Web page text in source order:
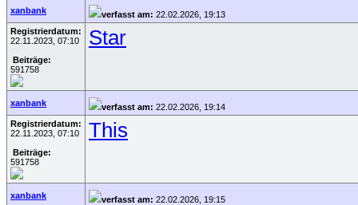
xanbank verfasst am: 22.02.2026, 19:13
Registrierdatum:
22.11.2023, 07:10
Beiträge:
591758
Star
xanbank verfasst am: 22.02.2026, 19:14
Registrierdatum:
22.11.2023, 07:10
Beiträge:
591758
This
xanbank verfasst am: 22.02.2026, 19:15